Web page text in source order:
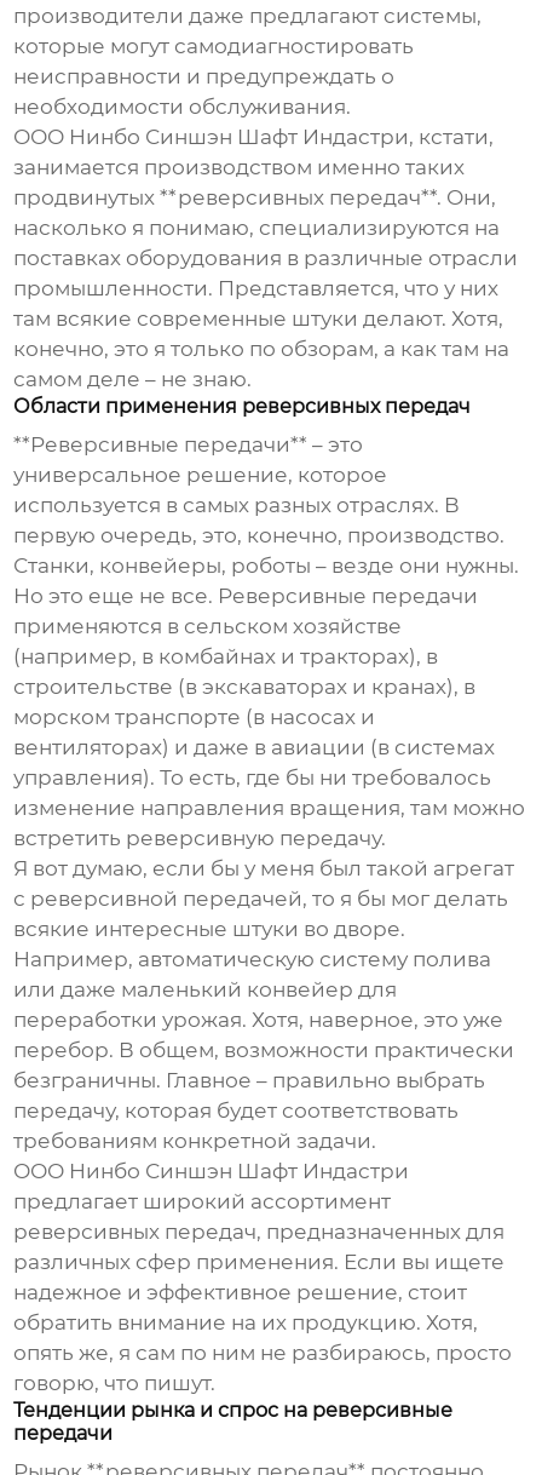
производители даже предлагают системы,
которые могут самодиагностировать
неисправности и предупреждать о
необходимости обслуживания.
ООО Нинбо Синшэн Шафт Индастри, кстати,
занимается производством именно таких
продвинутых **реверсивных передач**. Они,
насколько я понимаю, специализируются на
поставках оборудования в различные отрасли
промышленности. Представляется, что у них
там всякие современные штуки делают. Хотя,
конечно, это я только по обзорам, а как там на
самом деле – не знаю.
Области применения реверсивных передач
**Реверсивные передачи** – это
универсальное решение, которое
используется в самых разных отраслях. В
первую очередь, это, конечно, производство.
Станки, конвейеры, роботы – везде они нужны.
Но это еще не все. Реверсивные передачи
применяются в сельском хозяйстве
(например, в комбайнах и тракторах), в
строительстве (в экскаваторах и кранах), в
морском транспорте (в насосах и
вентиляторах) и даже в авиации (в системах
управления). То есть, где бы ни требовалось
изменение направления вращения, там можно
встретить реверсивную передачу.
Я вот думаю, если бы у меня был такой агрегат
с реверсивной передачей, то я бы мог делать
всякие интересные штуки во дворе.
Например, автоматическую систему полива
или даже маленький конвейер для
переработки урожая. Хотя, наверное, это уже
перебор. В общем, возможности практически
безграничны. Главное – правильно выбрать
передачу, которая будет соответствовать
требованиям конкретной задачи.
ООО Нинбо Синшэн Шафт Индастри
предлагает широкий ассортимент
реверсивных передач, предназначенных для
различных сфер применения. Если вы ищете
надежное и эффективное решение, стоит
обратить внимание на их продукцию. Хотя,
опять же, я сам по ним не разбираюсь, просто
говорю, что пишут.
Тенденции рынка и спрос на реверсивные
передачи